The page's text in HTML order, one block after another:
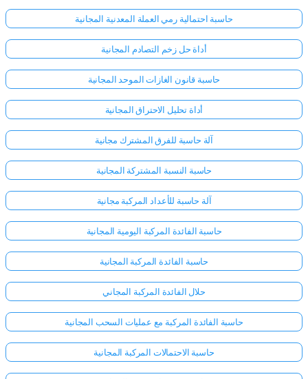
حاسبة احتمالية رمي العملة المعدنية المجانية
أداة حل زخم التصادم المجانية
حاسبة قانون الغازات الموحد المجانية
أداة تحليل الاحتراق المجانية
آلة حاسبة للفرق المشترك مجانية
حاسبة النسبة المشتركة المجانية
آلة حاسبة للأعداد المركبة مجانية
حاسبة الفائدة المركبة اليومية المجانية
حاسبة الفائدة المركبة المجانية
حلال الفائدة المركبة المجاني
حاسبة الفائدة المركبة مع عمليات السحب المجانية
حاسبة الاحتمالات المركبة المجانية